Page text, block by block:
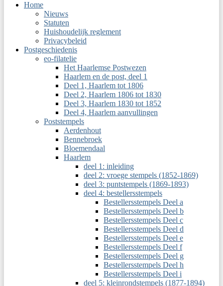
Home
Nieuws
Statuten
Huishoudelijk reglement
Privacybeleid
Postgeschiedenis
eo-filatelie
Het Haarlemse Postwezen
Haarlem en de post, deel 1
Deel 1, Haarlem tot 1806
Deel 2, Haarlem 1806 tot 1830
Deel 3, Haarlem 1830 tot 1852
Deel 4, Haarlem aanvullingen
Poststempels
Aerdenhout
Bennebroek
Bloemendaal
Haarlem
deel 1: inleiding
deel 2: vroege stempels (1852-1869)
deel 3: puntstempels (1869-1893)
deel 4: bestellersstempels
Bestellersstempels Deel a
Bestellersstempels Deel b
Bestellersstempels Deel c
Bestellersstempels Deel d
Bestellersstempels Deel e
Bestellersstempels Deel f
Bestellersstempels Deel g
Bestellersstempels Deel h
Bestellersstempels Deel i
deel 5: kleinrondstempels (1877-1894)